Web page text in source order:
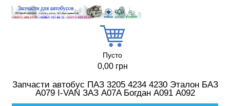
Пусто
0,00 грн
Запчасти автобус ПАЗ 3205 4234 4230 Эталон БАЗ
А079 I-VAN ЗАЗ A07A Богдан А091 А092